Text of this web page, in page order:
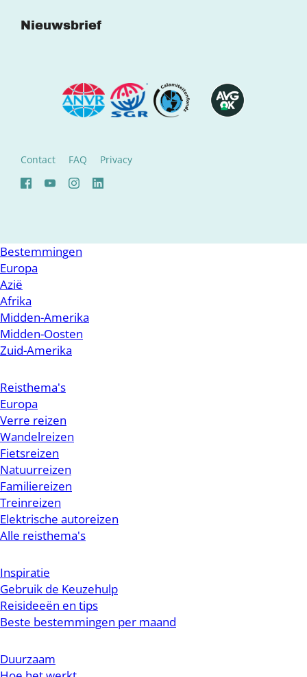
Nieuwsbrief
Contact FAQ Privacy
Bestemmingen
Europa
Azië
Afrika
Midden-Amerika
Midden-Oosten
Zuid-Amerika
Reisthema's
Europa
Verre reizen
Wandelreizen
Fietsreizen
Natuurreizen
Familiereizen
Treinreizen
Elektrische autoreizen
Alle reisthema's
Inspiratie
Gebruik de Keuzehulp
Reisideeën en tips
Beste bestemmingen per maand
Duurzaam